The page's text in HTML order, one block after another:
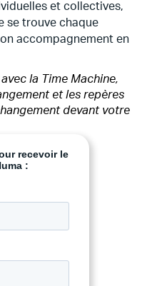
et collectives,
se trouve chaque
accompagnement en
la Time Machine,
et les repères
devant votre